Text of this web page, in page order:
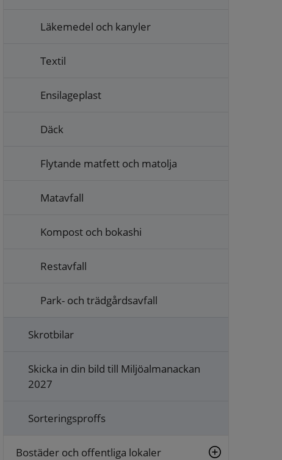
Läkemedel och kanyler
Textil
Ensilageplast
Däck
Flytande matfett och matolja
Matavfall
Kompost och bokashi
Restavfall
Park- och trädgårdsavfall
Skrotbilar
Skicka in din bild till Miljöalmanackan
2027
Sorteringsproffs
Bostäder och offentliga lokaler